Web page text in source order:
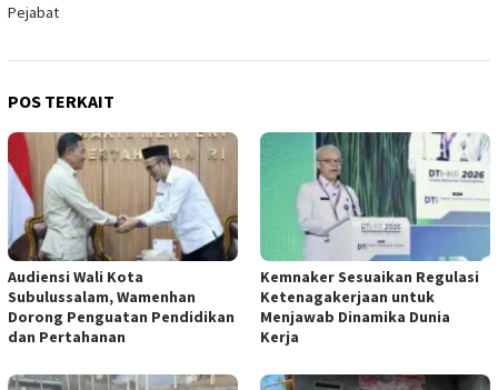
Pejabat
POS TERKAIT
Audiensi Wali Kota
Subulussalam, Wamenhan
Dorong Penguatan Pendidikan
dan Pertahanan
Kemnaker Sesuaikan Regulasi
Ketenagakerjaan untuk
Menjawab Dinamika Dunia
Kerja